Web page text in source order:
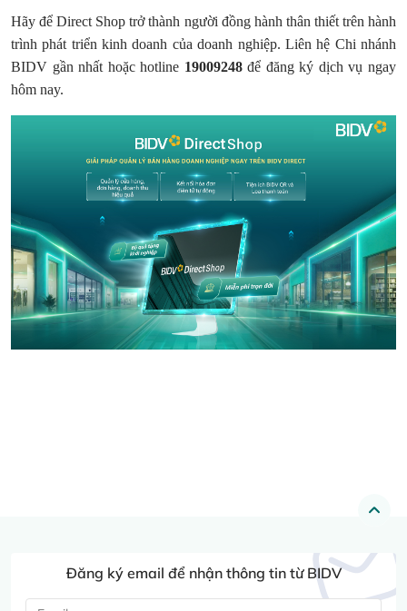
Hãy để Direct Shop trở thành người đồng hành thân thiết trên hành
trình phát triển kinh doanh của doanh nghiệp. Liên hệ Chi nhánh
BIDV gần nhất hoặc hotline 19009248để đăng ký dịch vụ ngay
hôm nay.
Đăng ký email để nhận thông tin từ BIDV